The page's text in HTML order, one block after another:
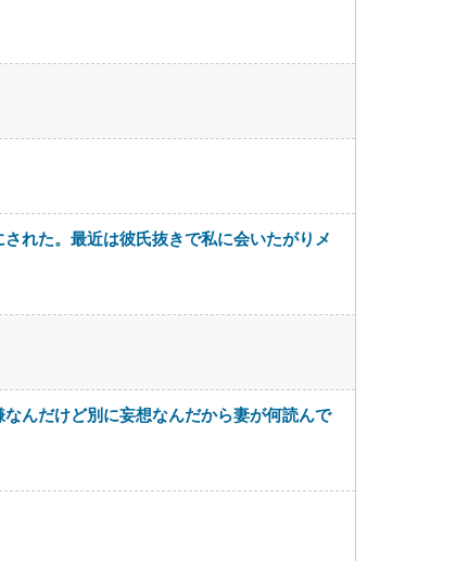
れた。最近は彼氏抜きで私に会いたがりメ
んだけど別に妄想なんだから妻が何読んで